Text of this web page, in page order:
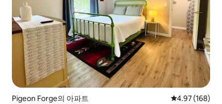
Pigeon Forge의 아파트 평점 4.97점(5
4.97 (168)